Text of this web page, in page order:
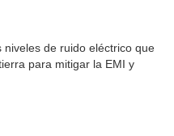
de ruido eléctrico que
para mitigar la EMI y